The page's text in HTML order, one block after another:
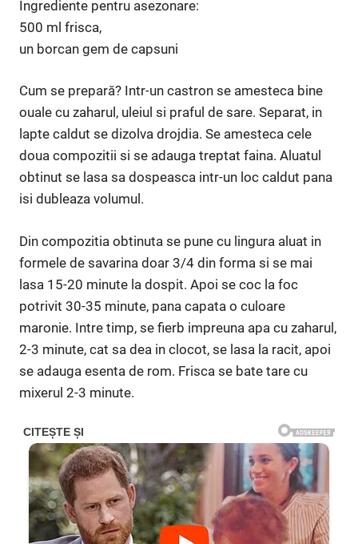
Ingrediente pentru asezonare:
500 ml frisca,
un borcan gem de capsuni
Cum se prepară? Intr-un castron se amesteca bine
ouale cu zaharul, uleiul si praful de sare. Separat, in
lapte caldut se dizolva drojdia. Se amesteca cele
doua compozitii si se adauga treptat faina. Aluatul
obtinut se lasa sa dospeasca intr-un loc caldut pana
isi dubleaza volumul.
Din compozitia obtinuta se pune cu lingura aluat in
formele de savarina doar 3/4 din forma si se mai
lasa 15-20 minute la dospit. Apoi se coc la foc
potrivit 30-35 minute, pana capata o culoare
maronie. Intre timp, se fierb impreuna apa cu zaharul,
2-3 minute, cat sa dea in clocot, se lasa la racit, apoi
se adauga esenta de rom. Frisca se bate tare cu
mixerul 2-3 minute.